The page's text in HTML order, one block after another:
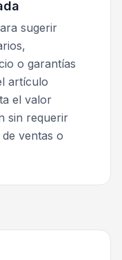
sugerir
o garantías
artículo
el valor
sin requerir
ventas o